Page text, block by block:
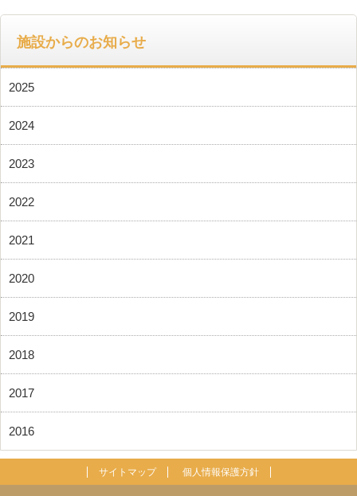
施設からのお知らせ
2025
2024
2023
2022
2021
2020
2019
2018
2017
2016
サイトマップ 個人情報保護方針